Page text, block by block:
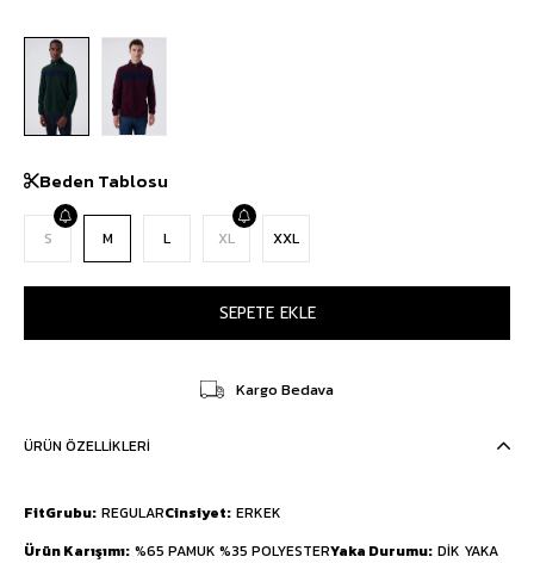
Beden Tablosu
S M L XL XXL
Kargo Bedava
ÜRÜN ÖZELLIKLERI
FitGrubu REGULARCinsiyet ERKEK
Ürün Karışımı %65 PAMUK %35 POLYESTERYaka Durumu DİK YAKA